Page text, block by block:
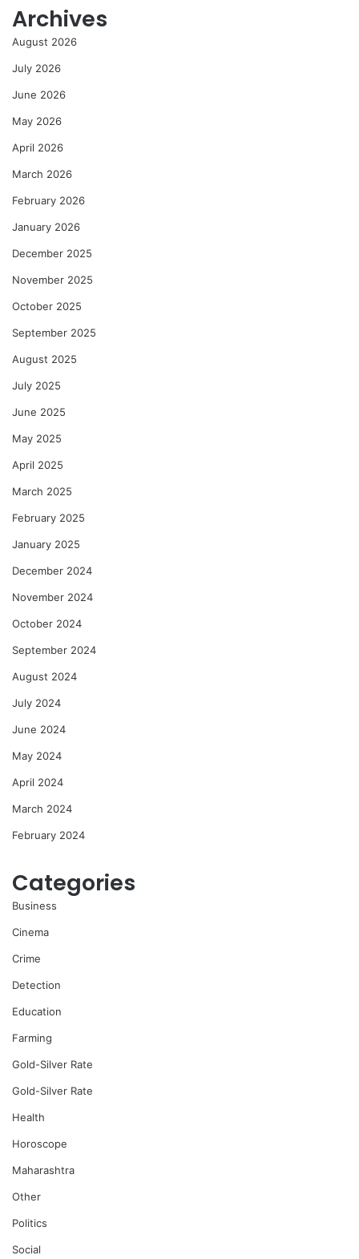
Archives
August 2026
July 2026
June 2026
May 2026
April 2026
March 2026
February 2026
January 2026
December 2025
November 2025
October 2025
September 2025
August 2025
July 2025
June 2025
May 2025
April 2025
March 2025
February 2025
January 2025
December 2024
November 2024
October 2024
September 2024
August 2024
July 2024
June 2024
May 2024
April 2024
March 2024
February 2024
Categories
Business
Cinema
Crime
Detection
Education
Farming
Gold-Silver Rate
Gold-Silver Rate
Health
Horoscope
Maharashtra
Other
Politics
Social